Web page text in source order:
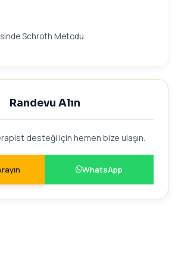
Schroth Metodu
Randevu Alın
desteği için hemen bize ulaşın.
WhatsApp